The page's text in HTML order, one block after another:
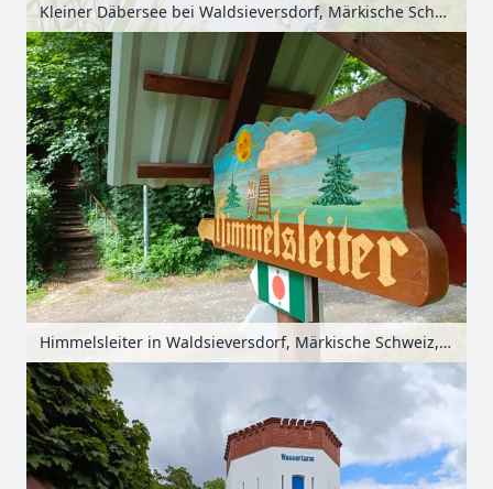
Kleiner Däbersee bei Waldsieversdorf, Märkische Schweiz, Seenland Oder-Spree, Brandenburg, Deutschland
Himmelsleiter in Waldsieversdorf, Märkische Schweiz, Seenland Oder-Spree, Brandenburg, Deutschland